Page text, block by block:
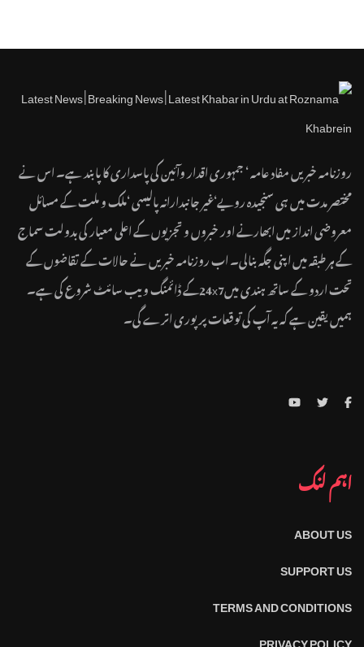
روزنامہ خبریں مفاد عامہ ‘ جمہوری اقدار وآئین کی پاسداری کا پابند ہے۔ اس نے
مختصر مدت میں ہی سنجیدہ رویے‘غیر جانبدارانہ پالیسی ‘ملک و ملت کے مسائل
معروضی انداز میں ابھارنے اور خبروں و تجزیوں کے اعلی معیار کی بدولت سماج
کے ہر طبقہ میں اپنی جگہ بنالی۔ اب روزنامہ خبریں نے حالات کے تقاضوں کے
تحت اردو کے ساتھ ہندی میں24x7کے ڈائمنگ ویب سائٹ شروع کی ہے۔
ہمیں یقین ہے کہ یہ آپ کی توقعات پر پوری اترے گی۔
اہم لنک
ABOUT US
SUPPORT US
TERMS AND CONDITIONS
PRIVACY POLICY